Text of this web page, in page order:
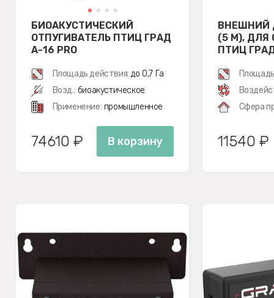
БИОАКУСТИЧЕСКИЙ
ОТПУГИВАТЕЛЬ ПТИЦ ГРАД
А-16 PRO
Площадь действия: до 0,7 Га
Возд.: биоакустическое
Применение: промышленное
74610 ₽ В корзину
ВНЕШНИЙ
(5 М), ДЛЯ
ПТИЦ ГРАД
м²
Сфера
11540 ₽